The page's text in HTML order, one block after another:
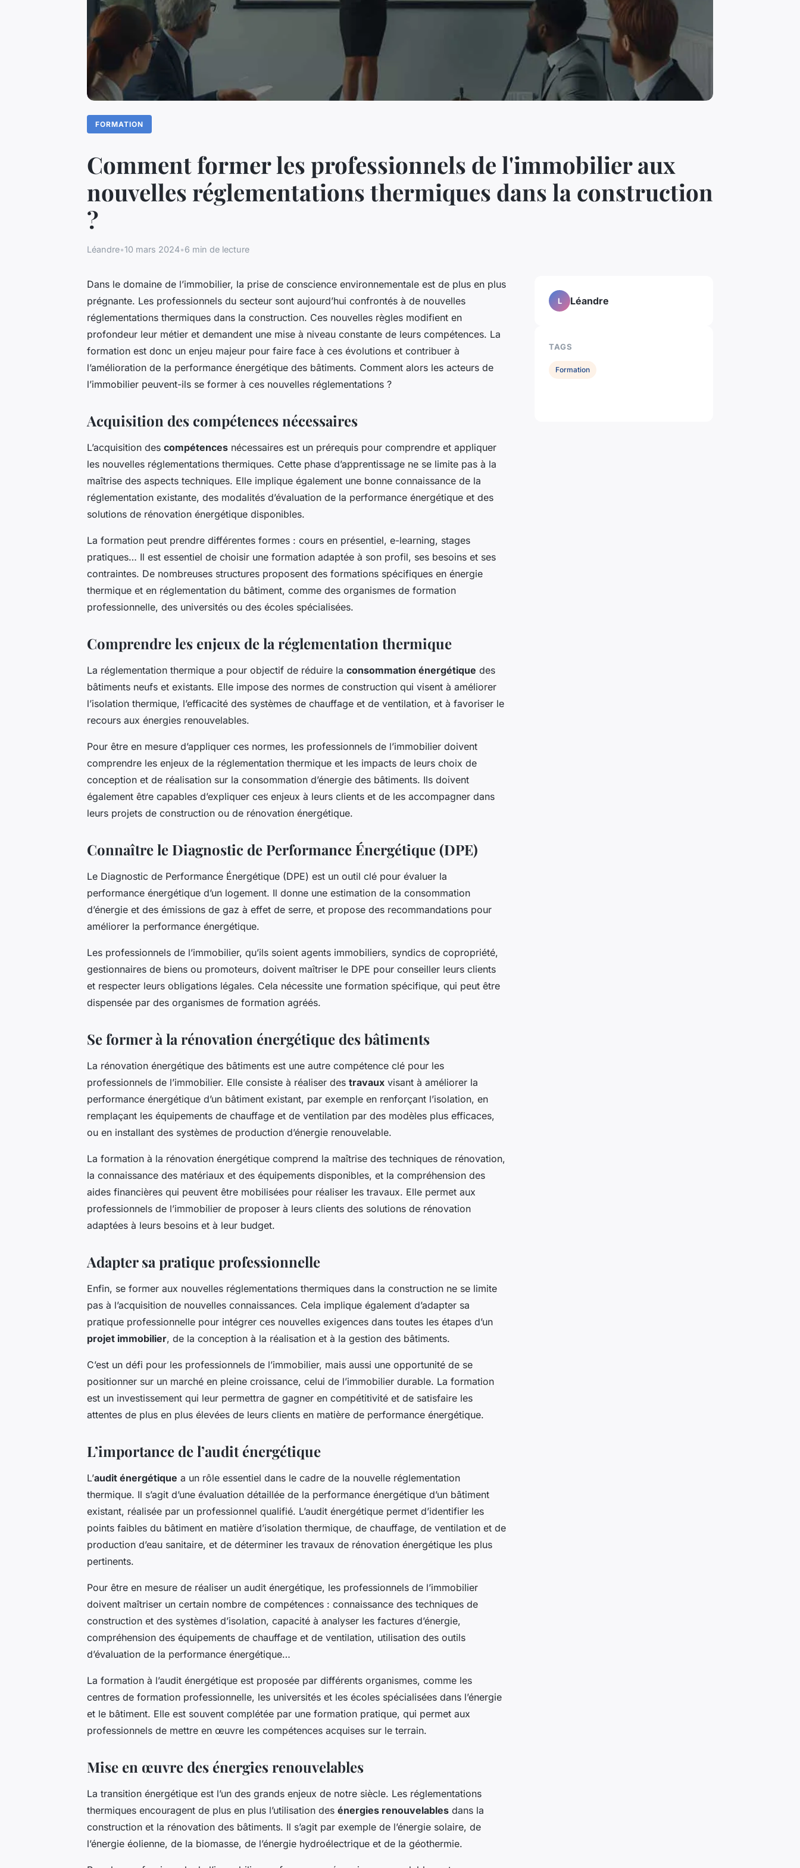
FORMATION
Comment former les professionnels de l'immobilier aux
nouvelles réglementations thermiques dans la construction
?
Léandre•10 mars 2024•6 min de lecture
Dans le domaine de l’immobilier, la prise de conscience environnementale est de plus en plus
prégnante. Les professionnels du secteur sont aujourd’hui confrontés à de nouvelles
réglementations thermiques dans la construction. Ces nouvelles règles modifient en
profondeur leur métier et demandent une mise à niveau constante de leurs compétences. La
formation est donc un enjeu majeur pour faire face à ces évolutions et contribuer à
l’amélioration de la performance énergétique des bâtiments. Comment alors les acteurs de
l’immobilier peuvent-ils se former à ces nouvelles réglementations ?
Acquisition des compétences nécessaires
L’acquisition des compétences nécessaires est un prérequis pour comprendre et appliquer
les nouvelles réglementations thermiques. Cette phase d’apprentissage ne se limite pas à la
maîtrise des aspects techniques. Elle implique également une bonne connaissance de la
réglementation existante, des modalités d’évaluation de la performance énergétique et des
solutions de rénovation énergétique disponibles.
La formation peut prendre différentes formes : cours en présentiel, e-learning, stages
pratiques… Il est essentiel de choisir une formation adaptée à son profil, ses besoins et ses
contraintes. De nombreuses structures proposent des formations spécifiques en énergie
thermique et en réglementation du bâtiment, comme des organismes de formation
professionnelle, des universités ou des écoles spécialisées.
Comprendre les enjeux de la réglementation thermique
La réglementation thermique a pour objectif de réduire la consommation énergétique des
bâtiments neufs et existants. Elle impose des normes de construction qui visent à améliorer
l’isolation thermique, l’efficacité des systèmes de chauffage et de ventilation, et à favoriser le
recours aux énergies renouvelables.
Pour être en mesure d’appliquer ces normes, les professionnels de l’immobilier doivent
comprendre les enjeux de la réglementation thermique et les impacts de leurs choix de
conception et de réalisation sur la consommation d’énergie des bâtiments. Ils doivent
également être capables d’expliquer ces enjeux à leurs clients et de les accompagner dans
leurs projets de construction ou de rénovation énergétique.
Connaître le Diagnostic de Performance Énergétique (DPE)
Le Diagnostic de Performance Énergétique (DPE) est un outil clé pour évaluer la
performance énergétique d’un logement. Il donne une estimation de la consommation
d’énergie et des émissions de gaz à effet de serre, et propose des recommandations pour
améliorer la performance énergétique.
Les professionnels de l’immobilier, qu’ils soient agents immobiliers, syndics de copropriété,
gestionnaires de biens ou promoteurs, doivent maîtriser le DPE pour conseiller leurs clients
et respecter leurs obligations légales. Cela nécessite une formation spécifique, qui peut être
dispensée par des organismes de formation agréés.
Se former à la rénovation énergétique des bâtiments
La rénovation énergétique des bâtiments est une autre compétence clé pour les
professionnels de l’immobilier. Elle consiste à réaliser des travaux visant à améliorer la
performance énergétique d’un bâtiment existant, par exemple en renforçant l’isolation, en
remplaçant les équipements de chauffage et de ventilation par des modèles plus efficaces,
ou en installant des systèmes de production d’énergie renouvelable.
La formation à la rénovation énergétique comprend la maîtrise des techniques de rénovation,
la connaissance des matériaux et des équipements disponibles, et la compréhension des
aides financières qui peuvent être mobilisées pour réaliser les travaux. Elle permet aux
professionnels de l’immobilier de proposer à leurs clients des solutions de rénovation
adaptées à leurs besoins et à leur budget.
Adapter sa pratique professionnelle
Enfin, se former aux nouvelles réglementations thermiques dans la construction ne se limite
pas à l’acquisition de nouvelles connaissances. Cela implique également d’adapter sa
pratique professionnelle pour intégrer ces nouvelles exigences dans toutes les étapes d’un
projet immobilier, de la conception à la réalisation et à la gestion des bâtiments.
C’est un défi pour les professionnels de l’immobilier, mais aussi une opportunité de se
positionner sur un marché en pleine croissance, celui de l’immobilier durable. La formation
est un investissement qui leur permettra de gagner en compétitivité et de satisfaire les
attentes de plus en plus élevées de leurs clients en matière de performance énergétique.
L’importance de l’audit énergétique
L’audit énergétique a un rôle essentiel dans le cadre de la nouvelle réglementation
thermique. Il s’agit d’une évaluation détaillée de la performance énergétique d’un bâtiment
existant, réalisée par un professionnel qualifié. L’audit énergétique permet d’identifier les
points faibles du bâtiment en matière d’isolation thermique, de chauffage, de ventilation et de
production d’eau sanitaire, et de déterminer les travaux de rénovation énergétique les plus
pertinents.
Pour être en mesure de réaliser un audit énergétique, les professionnels de l’immobilier
doivent maîtriser un certain nombre de compétences : connaissance des techniques de
construction et des systèmes d’isolation, capacité à analyser les factures d’énergie,
compréhension des équipements de chauffage et de ventilation, utilisation des outils
d’évaluation de la performance énergétique…
La formation à l’audit énergétique est proposée par différents organismes, comme les
centres de formation professionnelle, les universités et les écoles spécialisées dans l’énergie
et le bâtiment. Elle est souvent complétée par une formation pratique, qui permet aux
professionnels de mettre en œuvre les compétences acquises sur le terrain.
Mise en œuvre des énergies renouvelables
La transition énergétique est l’un des grands enjeux de notre siècle. Les réglementations
thermiques encouragent de plus en plus l’utilisation des énergies renouvelables dans la
construction et la rénovation des bâtiments. Il s’agit par exemple de l’énergie solaire, de
l’énergie éolienne, de la biomasse, de l’énergie hydroélectrique et de la géothermie.
L Léandre
TAGS
Formation